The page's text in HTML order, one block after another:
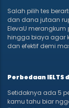
Salah pilih tes
dan dana jutaan
ElevaU
hingga biaya agar
dan efektif demi
Perbedaan IELTS
Setidaknya ada 5
kamu tahu biar